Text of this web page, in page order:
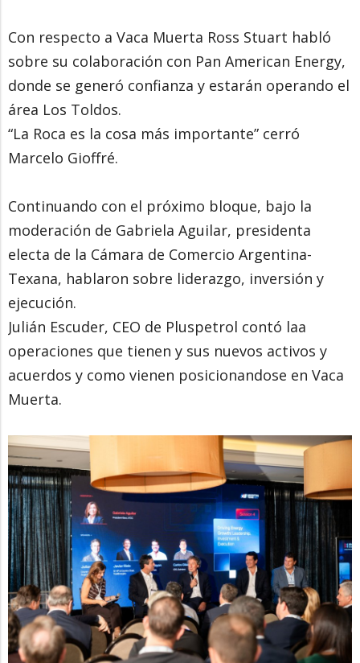
Con respecto a Vaca Muerta Ross Stuart habló
sobre su colaboración con Pan American Energy,
donde se generó confianza y estarán operando el
área Los Toldos.
“La Roca es la cosa más importante” cerró
Marcelo Gioffré.
Continuando con el próximo bloque, bajo la
moderación de Gabriela Aguilar, presidenta
electa de la Cámara de Comercio Argentina-
Texana, hablaron sobre liderazgo, inversión y
ejecución.
Julián Escuder, CEO de Pluspetrol contó laa
operaciones que tienen y sus nuevos activos y
acuerdos y como vienen posicionandose en Vaca
Muerta.